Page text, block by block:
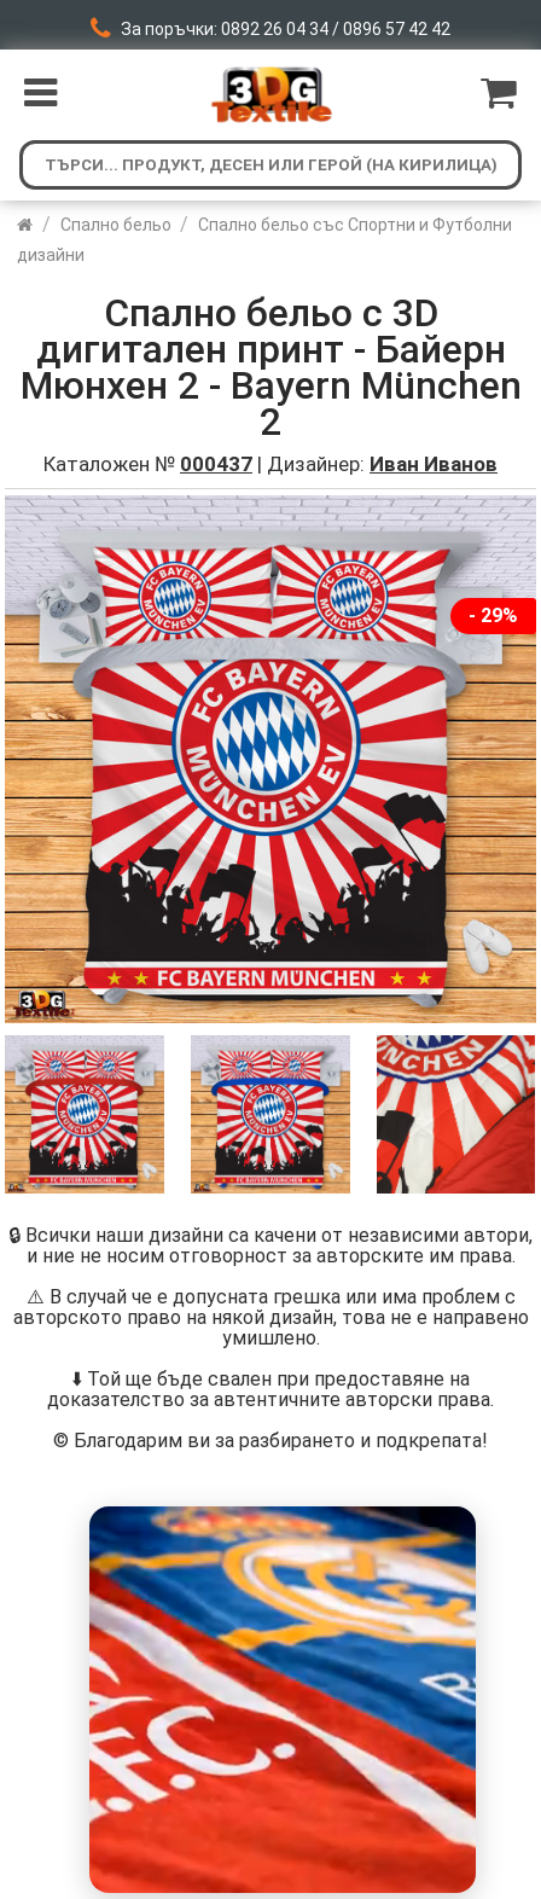
За поръчки: 0892 26 04 34 / 0896 57 42 42
/ Спално бельо / Спално бельо със Спортни и Футболни
дизайни
Спално бельо с 3D
дигитален принт - Байерн
Мюнхен 2 - Bayern München
2
Каталожен № 000437 | Дизайнер: Иван Иванов
- 29%
🔒 Всички наши дизайни са качени от независими автори,
и ние не носим отговорност за авторските им права.
⚠️ В случай че е допусната грешка или има проблем с
авторското право на някой дизайн, това не е направено
умишлено.
⬇️ Той ще бъде свален при предоставяне на
доказателство за автентичните авторски права.
©️ Благодарим ви за разбирането и подкрепата!